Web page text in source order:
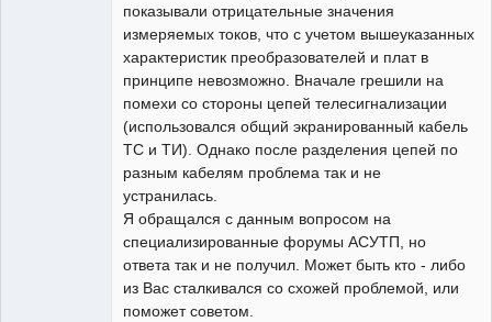
показывали отрицательные значения
измеряемых токов, что с учетом вышеуказанных
характеристик преобразователей и плат в
принципе невозможно. Вначале грешили на
помехи со стороны цепей телесигнализации
(использовался общий экранированный кабель
ТС и ТИ). Однако после разделения цепей по
разным кабелям проблема так и не
устранилась.
Я обращался с данным вопросом на
специализированные форумы АСУТП, но
ответа так и не получил. Может быть кто - либо
из Вас сталкивался со схожей проблемой, или
поможет советом.